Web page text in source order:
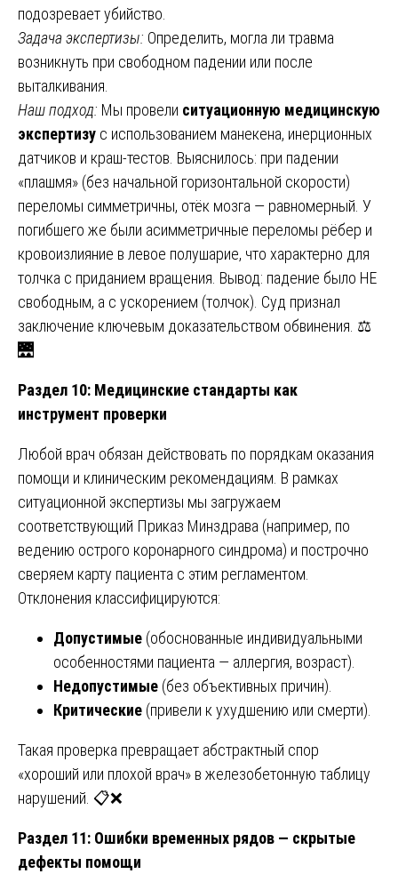
подозревает убийство.
Задача экспертизы: Определить, могла ли травма
возникнуть при свободном падении или после
выталкивания.
Наш подход: Мы провели ситуационную медицинскую
экспертизу с использованием манекена, инерционных
датчиков и краш-тестов. Выяснилось: при падении
«плашмя» (без начальной горизонтальной скорости)
переломы симметричны, отёк мозга — равномерный. У
погибшего же были асимметричные переломы рёбер и
кровоизлияние в левое полушарие, что характерно для
толчка с приданием вращения. Вывод: падение было НЕ
свободным, а с ускорением (толчок). Суд признал
заключение ключевым доказательством обвинения. ⚖️
🌉
Раздел 10: Медицинские стандарты как
инструмент проверки
Любой врач обязан действовать по порядкам оказания
помощи и клиническим рекомендациям. В рамках
ситуационной экспертизы мы загружаем
соответствующий Приказ Минздрава (например, по
ведению острого коронарного синдрома) и построчно
сверяем карту пациента с этим регламентом.
Отклонения классифицируются:
Допустимые (обоснованные индивидуальными
особенностями пациента — аллергия, возраст).
Недопустимые (без объективных причин).
Критические (привели к ухудшению или смерти).
Такая проверка превращает абстрактный спор
«хороший или плохой врач» в железобетонную таблицу
нарушений. 📋❌
Раздел 11: Ошибки временных рядов — скрытые
дефекты помощи